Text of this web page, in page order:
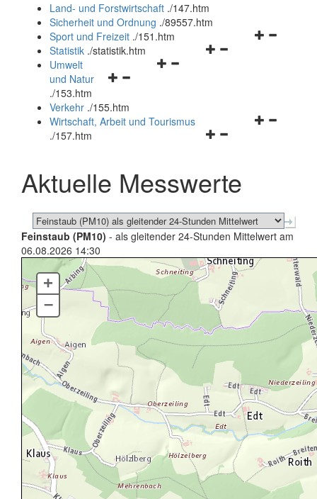
und
schließen
Land- und Forstwirtschaft ./147.htm
Sicherheit und Ordnung ./89557.htm
Navigationsmenü
Sport und Freizeit ./151.htm
Navigationsmenü
Statistik ./statistik.htm
Navigationsmenü
und
schließen
Umwelt
und Natur
./153.htm
Verkehr ./155.htm
Navigationsmenü
schließen
Wirtschaft, Arbeit und Tourismus
./157.htm
Aktuelle Messwerte
Feinstaub (PM10) - als gleitender 24-Stunden Mittelwert am
06.08.2026 14:30
+
–